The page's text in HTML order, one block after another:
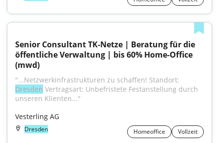
Senior Consultant TK-Netze | Beratung für die
öffentliche Verwaltung | bis 60% Home-Office
(mwd)
Dresden Vertragsart: Unbefristete Festanstellung durch
unseren Klienten..."
Vesterling AG
Dresden Homeoffice Vollzeit